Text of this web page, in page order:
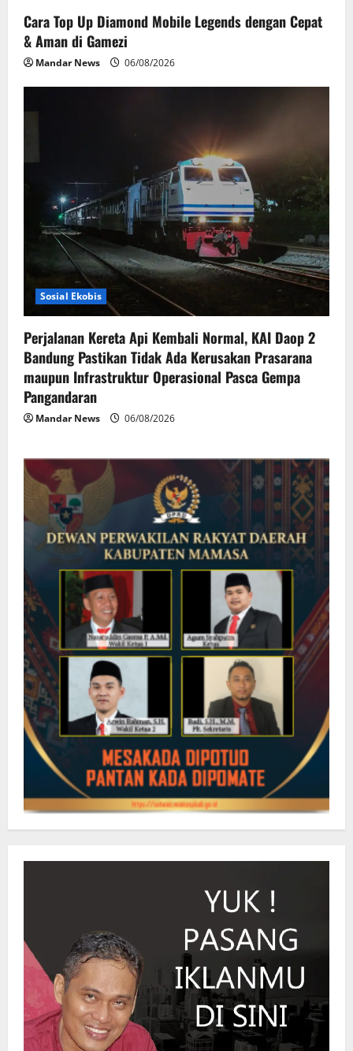
Cara Top Up Diamond Mobile Legends dengan Cepat
& Aman di Gamezi
Mandar News 06/08/2026
Sosial Ekobis
Perjalanan Kereta Api Kembali Normal, KAI Daop 2
Bandung Pastikan Tidak Ada Kerusakan Prasarana
maupun Infrastruktur Operasional Pasca Gempa
Pangandaran
Mandar News 06/08/2026